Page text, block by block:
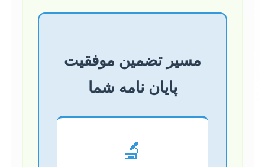
مسیر تضمین موفقیت
پایان نامه شما
🔬